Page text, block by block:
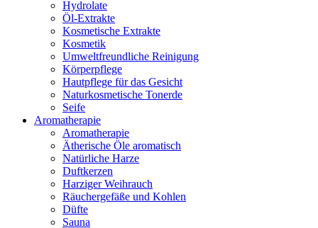
Hydrolate
Öl-Extrakte
Kosmetische Extrakte
Kosmetik
Umweltfreundliche Reinigung
Körperpflege
Hautpflege für das Gesicht
Naturkosmetische Tonerde
Seife
Aromatherapie
Aromatherapie
Ätherische Öle aromatisch
Natürliche Harze
Duftkerzen
Harziger Weihrauch
Räuchergefäße und Kohlen
Düfte
Sauna